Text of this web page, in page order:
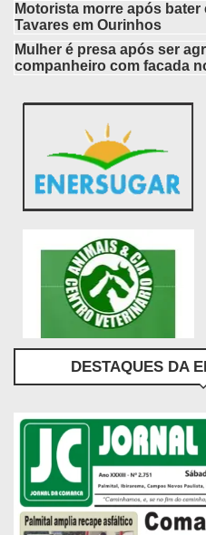
Motorista morre após
Tavares em Ourinhos
Mulher é presa após ser
companheiro com facada
DESTAQUES DA